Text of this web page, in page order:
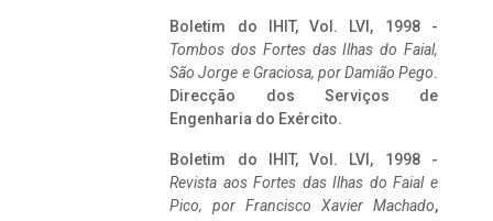
Boletim do IHIT, Vol. LVI, 1998 -
Tombos dos Fortes das Ilhas do Faial,
São Jorge e Graciosa, por Damião Pego.
Direcção dos Serviços de
Engenharia do Exército.
Boletim do IHIT, Vol. LVI, 1998 -
Revista aos Fortes das Ilhas do Faial e
Pico, por Francisco Xavier Machado,